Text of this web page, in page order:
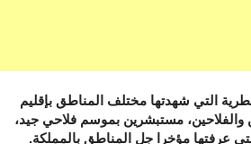
التي شهدتها مختلف المناطق بإقليم
والفلاحين، مستبشرين بموسم فلاحي جيد،
عرفتها مؤخرا جل المناطق بالمملكة.